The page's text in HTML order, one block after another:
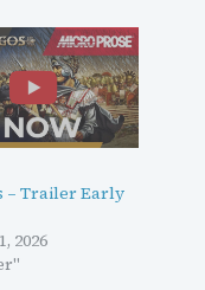
– Trailer Early
2026